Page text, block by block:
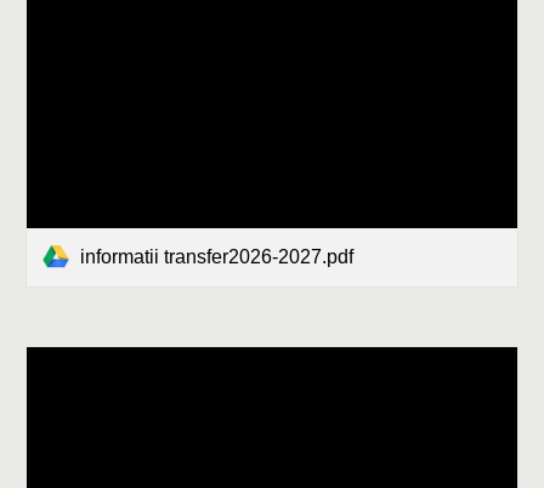
informatii transfer2026-2027.pdf